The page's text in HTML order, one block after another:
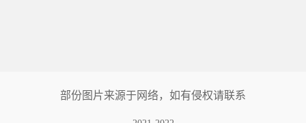
部份图片来源于网络，如有侵权请联系